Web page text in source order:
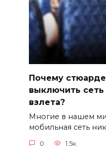
Почему
выключить
взлета?
Многие в нашем
мобильная сеть
0 1.5к.